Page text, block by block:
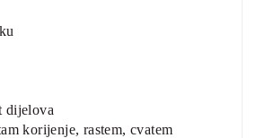
dijelova
korijenje, rastem, cvatem